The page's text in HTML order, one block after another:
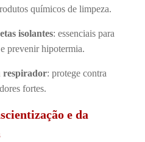
químicos de limpeza.
isolantes: essenciais para
prevenir hipotermia.
respirador: protege contra
fortes.
e da